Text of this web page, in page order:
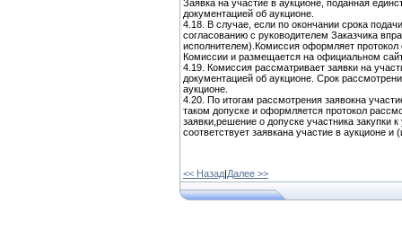
Заявка на участие в аукционе, поданная
документацией об аукционе.
4.18. В случае, если по окончании срока
согласованию с руководителем Заказчика
исполнителем).Комиссия оформляет
Комиссии и размещается на официальном
4.19. Комиссия рассматривает заявки на
документацией об аукционе. Срок
аукционе.
4.20. По итогам рассмотрения заявокна
таком допуске и оформляется протокол
заявки,решение о допуске участника закупки
соответствует заявкана участие в аукционе и
<< Назад|Далее >>